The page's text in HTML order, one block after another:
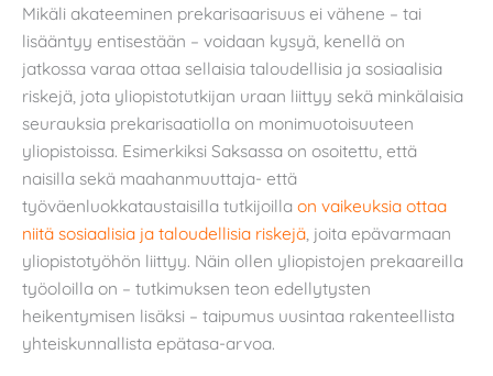
Mikäli akateeminen prekarisaarisuus ei vähene – tai
lisääntyy entisestään – voidaan kysyä, kenellä on
jatkossa varaa ottaa sellaisia taloudellisia ja sosiaalisia
riskejä, jota yliopistotutkijan uraan liittyy sekä minkälaisia
seurauksia prekarisaatiolla on monimuotoisuuteen
yliopistoissa. Esimerkiksi Saksassa on osoitettu, että
naisilla sekä maahanmuuttaja- että
työväenluokkataustaisilla tutkijoilla on vaikeuksia ottaa
niitä sosiaalisia ja taloudellisia riskejä , joita epävarmaan
yliopistotyöhön liittyy. Näin ollen yliopistojen prekaareilla
työoloilla on – tutkimuksen teon edellytysten
heikentymisen lisäksi – taipumus uusintaa rakenteellista
yhteiskunnallista epätasa-arvoa.